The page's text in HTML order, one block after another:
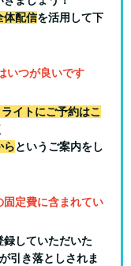
体配信を活用して下
いつが良いです
イトにご予約はこ
らというご案内をし
固定費に含まれてい
していただいた
が引き落としされま